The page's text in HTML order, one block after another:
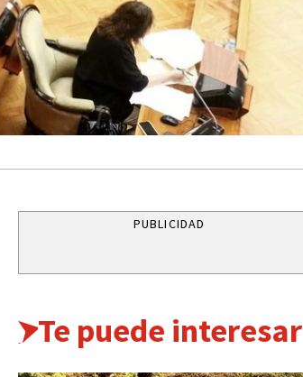
PUBLICIDAD
Te puede interesar